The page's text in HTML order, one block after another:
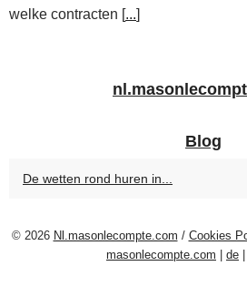
welke contracten [...]
Blog
De wetten rond huren in...
© 2026 Nl.masonlecompte.com / Cookies
masonlecompte.com
de